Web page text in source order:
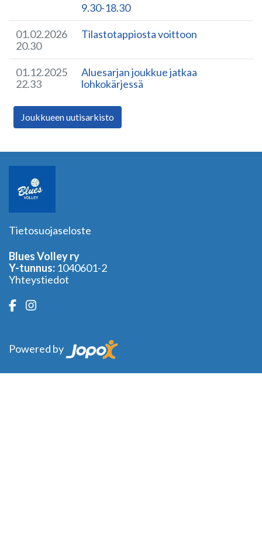
9.30-18.30
01.02.2026
20.30
Tilastotappiosta voittoon
01.12.2025
22.33
Aluesarjan joukkue jatkaa
lohkokärjessä
Joukkueen uutisarkisto
Tietosuojaseloste
Blues Volley ry
Y-tunnus: 1040601-2
Yhteystiedot
Powered by